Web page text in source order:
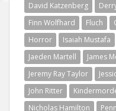
David Katzenberg
Finn Wolfhard
Fluch
Horror
Isaiah Mustafa
Jaeden Martell
James
Jeremy Ray Taylor
John Ritter
Nicholas Hamilton